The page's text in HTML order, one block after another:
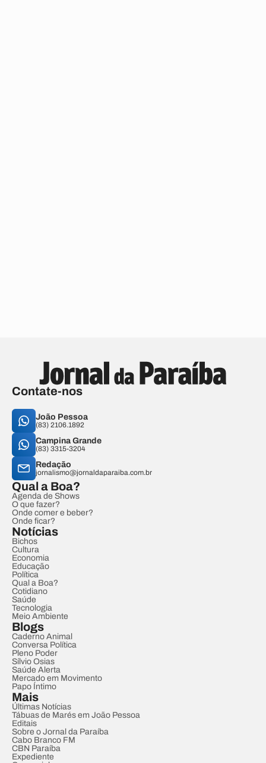
Contate-nos
João Pessoa
(83) 2106.1892
Campina Grande
(83) 3315-3204
Redação
jornalismo@jornaldaparaiba.com.br
Qual a Boa?
Agenda de Shows
O que fazer?
Onde comer e beber?
Onde ficar?
Notícias
Bichos
Cultura
Economia
Educação
Política
Qual a Boa?
Cotidiano
Saúde
Tecnologia
Meio Ambiente
Blogs
Caderno Animal
Conversa Política
Pleno Poder
Sílvio Osias
Saúde Alerta
Mercado em Movimento
Papo Íntimo
Mais
Últimas Notícias
Tábuas de Marés em João Pessoa
Editais
Sobre o Jornal da Paraíba
Cabo Branco FM
CBN Paraíba
Expediente